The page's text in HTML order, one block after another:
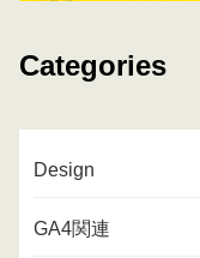
Categories
Design
GA4関連